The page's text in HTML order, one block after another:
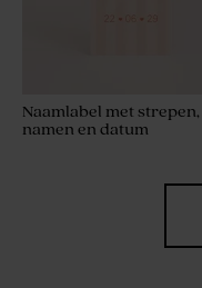
Naamlabel met strepen,
namen en datum